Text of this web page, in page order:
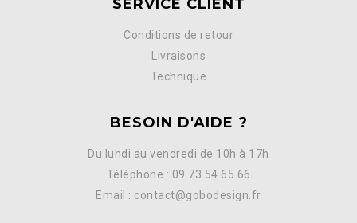
SERVICE CLIENT
Conditions de retour
Livraisons
Technique
BESOIN D'AIDE ?
Du lundi au vendredi de 10h à 17h
Téléphone : 09 73 54 65 66
Email : contact@gobodesign.fr